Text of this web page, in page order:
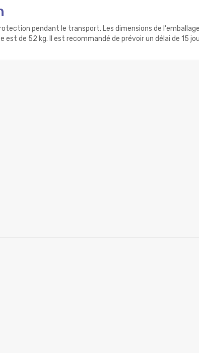
pendant le transport. Les dimensions de
de 52 kg. Il est recommandé de prévoir un délai de 15